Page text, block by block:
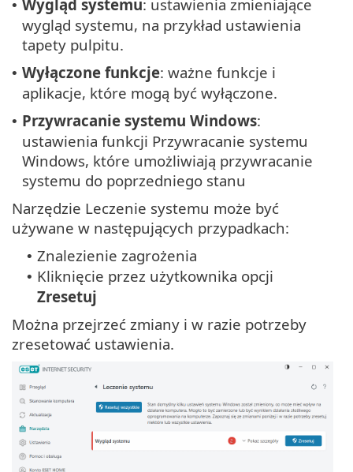
• Wygląd systemu: ustawienia zmieniające
wygląd systemu, na przykład ustawienia
tapety pulpitu.
• Wyłączone funkcje: ważne funkcje i
aplikacje, które mogą być wyłączone.
• Przywracanie systemu Windows:
ustawienia funkcji Przywracanie systemu
Windows, które umożliwiają przywracanie
systemu do poprzedniego stanu
Narzędzie Leczenie systemu może być
używane w następujących przypadkach:
• Znalezienie zagrożenia
• Kliknięcie przez użytkownika opcji
Zresetuj
Można przejrzeć zmiany i w razie potrzeby
zresetować ustawienia.